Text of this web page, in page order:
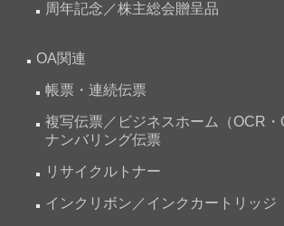
周年記念／株主総会贈呈品
OA関連
帳票・連続伝票
複写伝票／ビジネスホーム（OCR・
ナンバリング伝票
リサイクルトナー
インクリボン／インクカートリッジ